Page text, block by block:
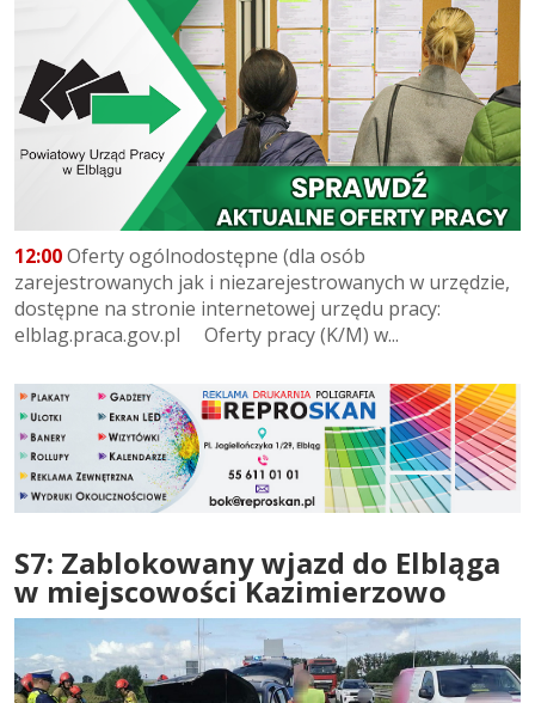
12:00Oferty ogólnodostępne (dla osób
zarejestrowanych jak i niezarejestrowanych w urzędzie,
dostępne na stronie internetowej urzędu pracy:
elblag.praca.gov.pl Oferty pracy (K/M) w...
S7: Zablokowany wjazd do Elbląga
w miejscowości Kazimierzowo